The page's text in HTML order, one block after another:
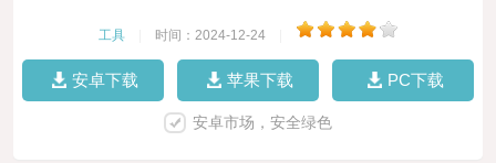
工具 时间：2024-12-24
安卓下载 苹果下载 PC下载
安卓市场，安全绿色